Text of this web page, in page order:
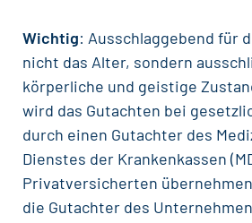
Wichtig: Ausschlaggebend für
nicht das Alter, sondern
körperliche und geistige
wird das Gutachten bei
durch einen Gutachter des
Dienstes der Krankenkassen
Privatversicherten
die Gutachter des